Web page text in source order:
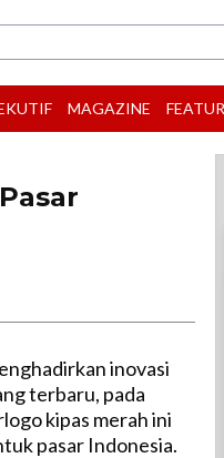
MAGAZINE
inovasi
terbaru, pada
kipas merah ini
pasar Indonesia.